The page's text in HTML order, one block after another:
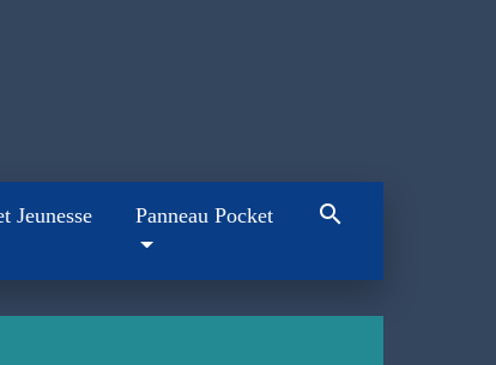
Jeunesse Panneau Pocket search